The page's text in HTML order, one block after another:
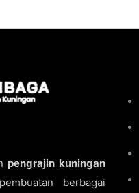
pengrajin kuningan
berbagai